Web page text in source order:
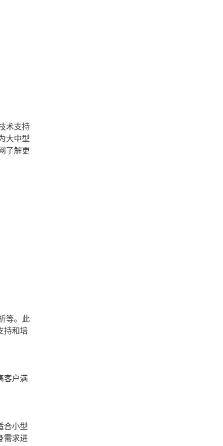
术支持
大中型
了解更
等。此
持和培
客户满
合小型
需求进